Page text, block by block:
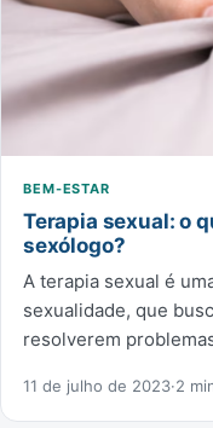
BEM-ESTAR
Terapia sexual: o
sexólogo?
A terapia sexual é
sexualidade, que
resolverem
11 de julho de 2023·2